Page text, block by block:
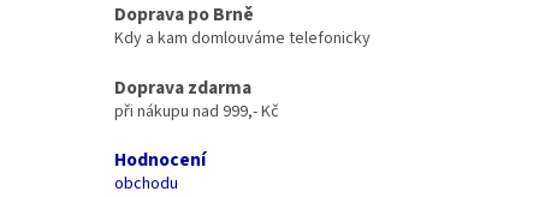
Doprava po Brně
Kdy a kam domlouváme telefonicky
Doprava zdarma
při nákupu nad 999,- Kč
Hodnocení
obchodu